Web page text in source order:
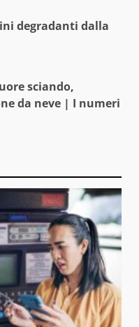
degradanti dalla
sciando,
da neve | I numeri